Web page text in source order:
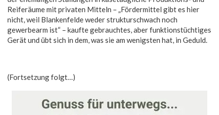
Reiferäume mit privaten Mitteln – „Fördermittel gibt es hier
nicht, weil Blankenfelde weder strukturschwach noch
gewerbearm ist“ – kaufte gebrauchtes, aber funktionstüchtiges
Gerät und übt sich in dem, was sie am wenigsten hat, in Geduld.
(Fortsetzung folgt…)